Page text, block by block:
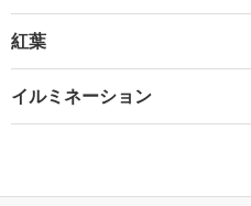
紅葉
イルミネーション